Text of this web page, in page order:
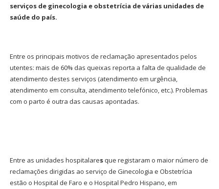
serviços de ginecologia e obstetrícia de várias unidades de
saúde do país.
Entre os principais motivos de reclamação apresentados pelos
utentes: mais de 60% das queixas reporta a falta de qualidade de
atendimento destes serviços (atendimento em urgência,
atendimento em consulta, atendimento telefónico, etc.). Problemas
com o parto é outra das causas apontadas.
Entre as unidades hospitalaresque registaram o maior número de
reclamações dirigidas ao serviço de Ginecologia e Obstetrícia
estão o Hospital de Faro e o Hospital Pedro Hispano, em